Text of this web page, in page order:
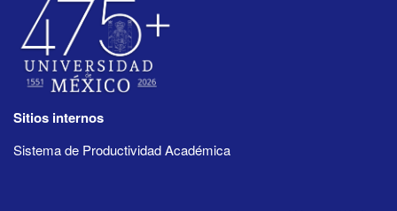
Sitios internos
Sistema de Productividad Académica